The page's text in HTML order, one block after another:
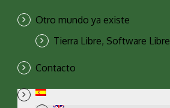
Otro mundo ya existe
Tierra Libre, Software Libre
Contacto